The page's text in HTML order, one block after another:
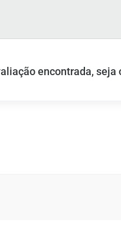
encontrada,